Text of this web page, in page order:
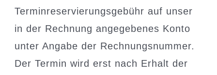
Terminreservierungsgebühr auf unser
in der Rechnung angegebenes Konto
unter Angabe der Rechnungsnummer.
Der Termin wird erst nach Erhalt der